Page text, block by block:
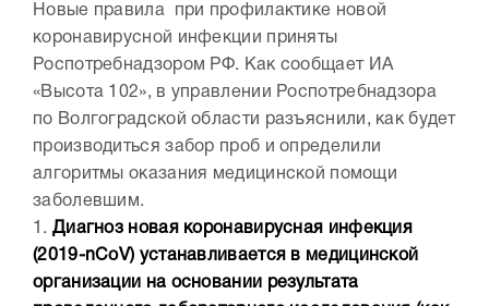
Новые правила при профилактике новой
коронавирусной инфекции приняты
Роспотребнадзором РФ. Как сообщает ИА
«Высота 102», в управлении Роспотребнадзора
по Волгоградской области разъяснили, как будет
производиться забор проб и определили
алгоритмы оказания медицинской помощи
заболевшим.
1. Диагноз новая коронавирусная инфекция
(2019-nCoV) устанавливается в медицинской
организации на основании результата